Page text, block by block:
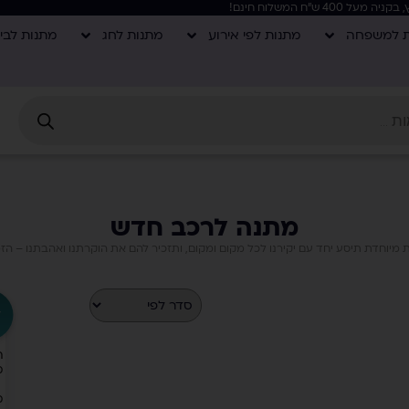
למשפחה מתנות לפי אירוע מתנות לחג
מתנות
מתנה לרכב חדש
תיסע יחד עם יקירנו לכל מקום ומקום, ותזכיר להם את הוקרתנו ואהבתנו –